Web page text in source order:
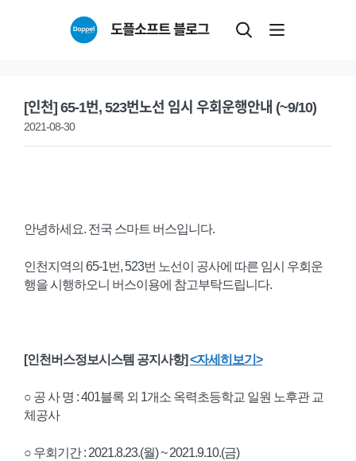
도플소프트 블로그
[인천] 65-1번, 523번노선 임시 우회운행안내 (~9/10)
2021-08-30
안녕하세요. 전국 스마트 버스입니다.
인천지역의 65-1번, 523번 노선이 공사에 따른 임시 우회운
행을 시행하오니 버스이용에 참고부탁드립니다.
[인천버스정보시스템 공지사항] <자세히보기>
○ 공 사 명 : 401블록 외 1개소 옥력초등학교 일원 노후관 교
체공사
○ 우회기간 : 2021.8.23.(월) ~ 2021.9.10.(금)